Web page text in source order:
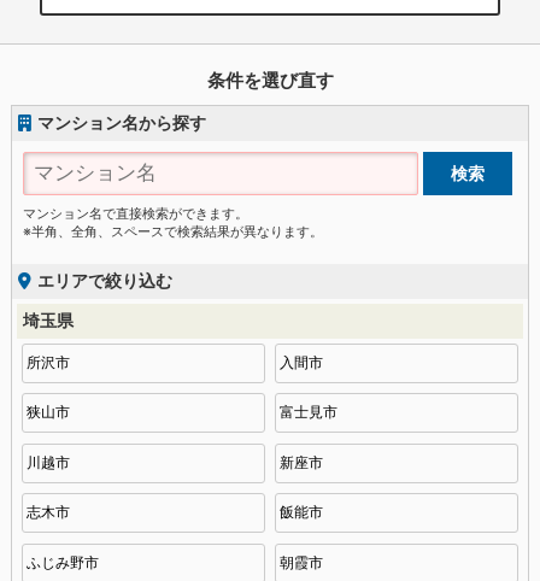
条件を選び直す
マンション名から探す
マンション名で直接検索ができます。
※半角、全角、スペースで検索結果が異なります。
エリアで絞り込む
埼玉県
所沢市 入間市
狭山市 富士見市
川越市 新座市
志木市 飯能市
ふじみ野市 朝霞市